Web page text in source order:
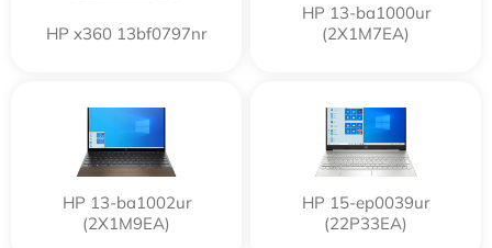
HP x360 13bf0797nr
HP 13-ba1000ur
(2X1M7EA)
HP 13-ba1002ur
(2X1M9EA)
HP 15-ep0039ur
(22P33EA)